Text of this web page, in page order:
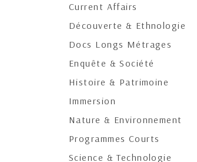
Current Affairs
Découverte & Ethnologie
Docs Longs Métrages
Enquête & Société
Histoire & Patrimoine
Immersion
Nature & Environnement
Programmes Courts
Science & Technologie